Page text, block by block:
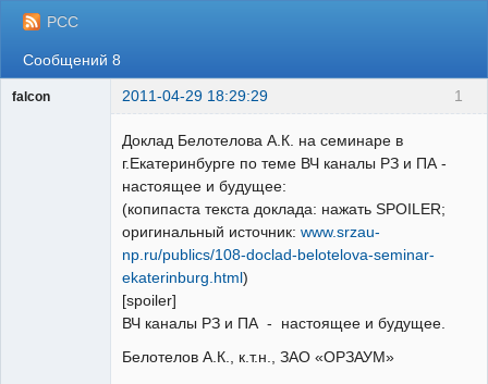
РСС
Сообщений 8
1
falcon 2011-04-29 18:29:29
Доклад Белотелова А.К. на семинаре в
г.Екатеринбурге по теме ВЧ каналы РЗ и ПА -
настоящее и будущее:
(копипаста текста доклада: нажать SPOILER;
оригинальный источник: www.srzau-
np.ru/publics/108-doclad-belotelova-seminar-
ekaterinburg.html)
[spoiler]
ВЧ каналы РЗ и ПА - настоящее и будущее.
Белотелов А.К., к.т.н., ЗАО «ОРЗАУМ»